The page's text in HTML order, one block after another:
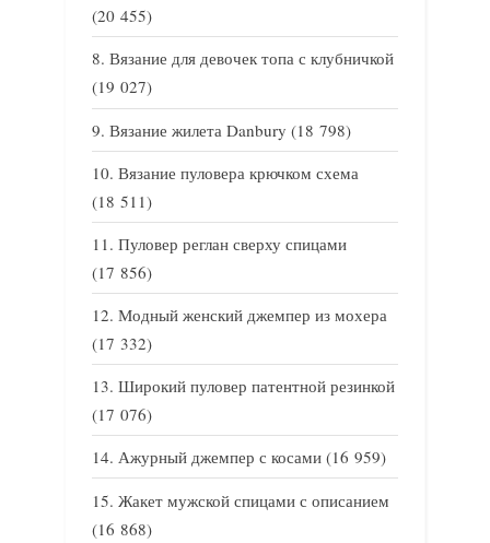
(20 455)
Вязание для девочек топа с клубничкой
(19 027)
Вязание жилета Danbury (18 798)
Вязание пуловера крючком схема
(18 511)
Пуловер реглан сверху спицами
(17 856)
Модный женский джемпер из мохера
(17 332)
Широкий пуловер патентной резинкой
(17 076)
Ажурный джемпер с косами (16 959)
Жакет мужской спицами с описанием
(16 868)